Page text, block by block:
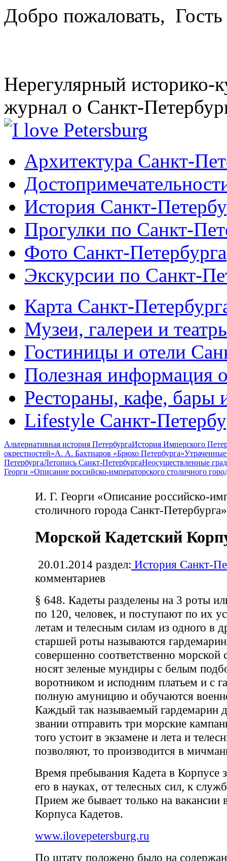
Добро пожаловать, Гость
Нерегулярный историко-
журнал о Санкт-
Архитектура Санкт-
История Санкт-
Прогулки по Санкт-
Фото Санкт-Петербурга
Экскурсии по Санкт-
Карта Санкт-
Музеи, галереи и
Гостиницы и отели
Полезная информация
Рестораны, кафе, бары
Lifestyle Санкт-
Альтернативная история ПетербургаИстория Имперского
окрестностей»А. А. Бахтиаров «Брюхо Петербурга»
ПетербургаЛетопись Санкт-ПетербургаНеосуществленные
Георги «Описание российско-императорского столичного
И. Г. Георги «Описание российско-
столичного города Санкт-Петербурга»
Морской Кадетский
20.01.2014 раздел: История Санкт-
комментариев
§ 648. Кадеты разделены на 3 роты
по 120, человек, и поступают по их
летам и телесным силам из одного в
старшей роты называются
совершенно соответственно морской
носят зеленые мундиры с белым
воротником и исподним платьем и с
полную амуницию и обучаются
Каждый так называемый гардемарин
звании отправить три морские
того устоит в экзамене и лета и
позволяют, то производится в
Время пребывания Кадета в Корпусе
его в науках, от телесных сил, к
Прием же бывает только на
Корпуса Кадетов.
www.ilovepetersburg.ru
По штату положено было на